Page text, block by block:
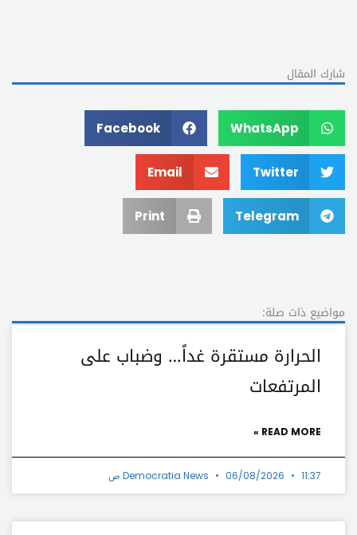
شارك المقال
WhatsApp
Facebook
Twitter
Email
Telegram
Print
مواضيع ذات صلة:
الحرارة مستقرة غداً… وضباب على
المرتفعات
READ MORE »
Democratia News 06/08/2026 11:37 ص